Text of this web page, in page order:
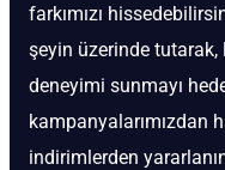
farkımızı
şeyin üzerinde
deneyimi sunmayı
kampanyalarımızdan
indirimlerden